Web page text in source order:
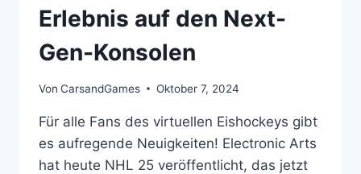
Erlebnis auf den Next-
Gen-Konsolen
Von CarsandGames Oktober 7, 2024
Für alle Fans des virtuellen Eishockeys gibt
es aufregende Neuigkeiten! Electronic Arts
hat heute NHL 25 veröffentlicht, das jetzt